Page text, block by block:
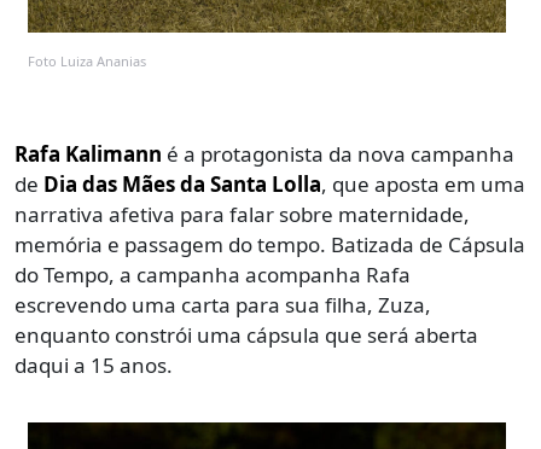
Foto Luiza Ananias
Rafa Kalimann é a protagonista da nova campanha
de Dia das Mães da Santa Lolla, que aposta em uma
narrativa afetiva para falar sobre maternidade,
memória e passagem do tempo. Batizada de Cápsula
do Tempo, a campanha acompanha Rafa
escrevendo uma carta para sua filha, Zuza,
enquanto constrói uma cápsula que será aberta
daqui a 15 anos.